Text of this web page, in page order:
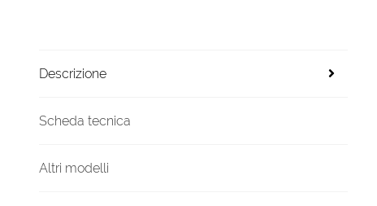
Descrizione
Scheda tecnica
Altri modelli